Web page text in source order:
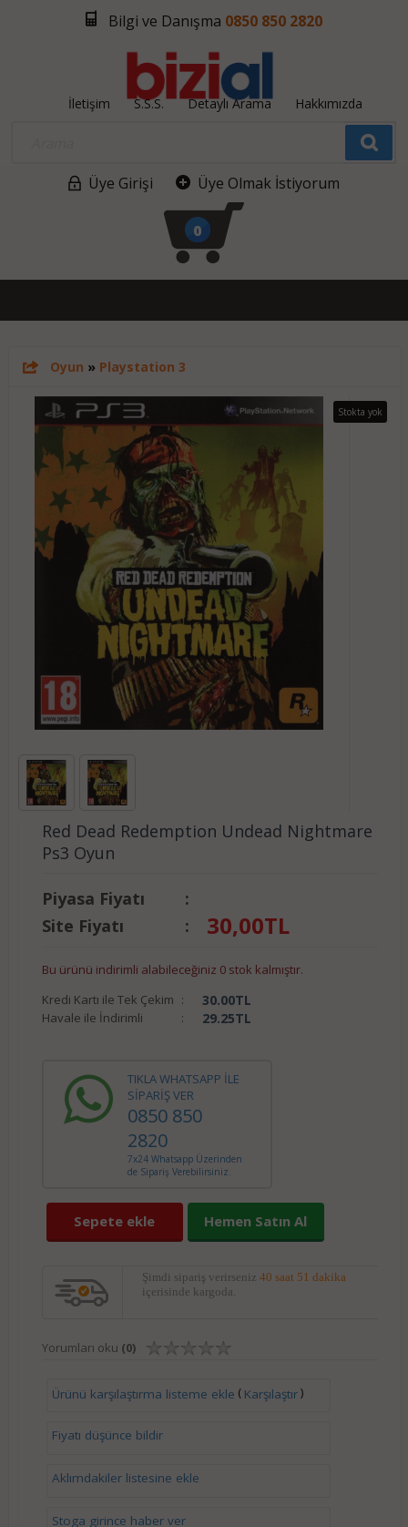
Bilgi ve Danışma 0850 850 2820
İletişim S.S.S. Detaylı Arama Hakkımızda
Üye Girişi Üye Olmak İstiyorum
0
Oyun » Playstation 3
Stokta yok
Red Dead Redemption Undead Nightmare
Ps3 Oyun
Piyasa Fiyatı
:
Site Fiyatı
: 30,00TL
Bu ürünü indirimli alabileceğiniz 0 stok kalmıştır.
Kredi Kartı ile Tek Çekim : 30.00TL
Havale ile İndirimli : 29.25TL
TIKLA WHATSAPP İLE
SİPARİŞ VER
0850 850
2820
7x24 Whatsapp Üzerinden
de Sipariş Verebilirsiniz.
Sepete ekle Hemen Satın Al
Şimdi sipariş verirseniz 40 saat 51 dakika
içerisinde kargoda.
Yorumları oku (0)
Ürünü karşılaştırma listeme ekle ( Karşılaştır)
Fiyatı düşünce bildir
Aklımdakiler listesine ekle
Stoga girince haber ver